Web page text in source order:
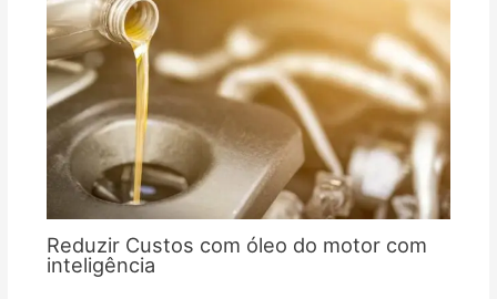
Reduzir Custos com óleo do motor com
inteligência